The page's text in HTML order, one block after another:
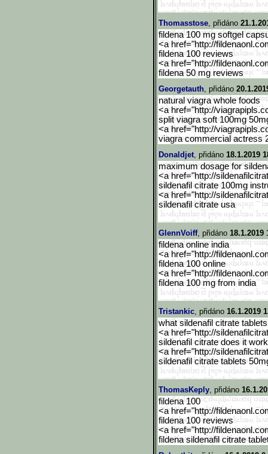
Thomasstose, přidáno
fildena 100 mg softgel
<a href="http://
fildena 100 reviews
<a href="http://
fildena 50 mg reviews
Georgetauth, přidáno
natural viagra whole foods
<a href="http://
split viagra soft 100mg
<a href="http://
viagra commercial actress
Donaldjet, přidáno 18.1.2019
maximum dosage for
<a href="http://
sildenafil citrate 100mg
<a href="http://
sildenafil citrate usa
GlennVoiff, přidáno 18.1.2019
fildena online india
<a href="http://
fildena 100 online
<a href="http://
fildena 100 mg from india
Tristankic, přidáno 16.1.2019
what sildenafil citrate
<a href="http://
sildenafil citrate does it work
<a href="http://
sildenafil citrate tablets
ThomasKeply, přidáno
fildena 100
<a href="http://
fildena 100 reviews
<a href="http://
fildena sildenafil citrate